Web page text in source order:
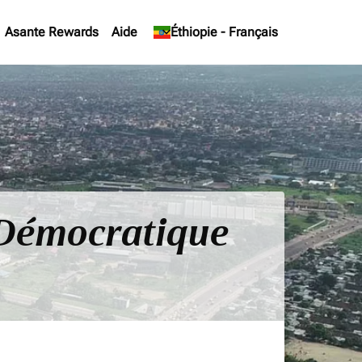
Asante Rewards Aide Éthiopie - Français
keyboard_arrow_down